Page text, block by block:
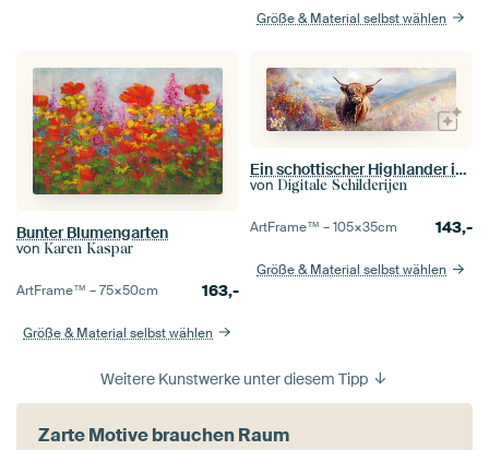
Größe & Material selbst wählen
Bunter Blumengarten
von Karen Kaspar
ArtFrame™ –75×50cm 163,-
Größe & Material selbst wählen
Ein schottischer Highlander in einem Meer von Wildblumen
von Digitale Schilderijen
ArtFrame™ –105×35cm 143,-
Größe & Material selbst wählen
Weitere Kunstwerke unter diesem Tipp
Zarte Motive brauchen Raum